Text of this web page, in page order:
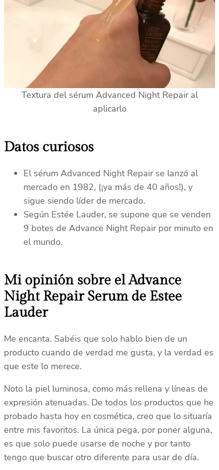
Textura del sérum Advanced Night Repair al
aplicarlo
Datos curiosos
El sérum Advanced Night Repair se lanzó al
mercado en 1982, (¡ya más de 40 años!), y
sigue siendo líder de mercado.
Según Estée Lauder, se supone que se venden
9 botes de Advance Night Repair por minuto en
el mundo.
Mi opinión sobre el Advance
Night Repair Serum de Estee
Lauder
Me encanta. Sabéis que solo hablo bien de un
producto cuando de verdad me gusta, y la verdad es
que este lo merece.
Noto la piel luminosa, como más rellena y líneas de
expresión atenuadas. De todos los productos que he
probado hasta hoy en cosmética, creo que lo situaría
entre mis favoritos. La única pega, por poner alguna,
es que solo puede usarse de noche y por tanto
tengo que buscar otro diferente para usar de día.